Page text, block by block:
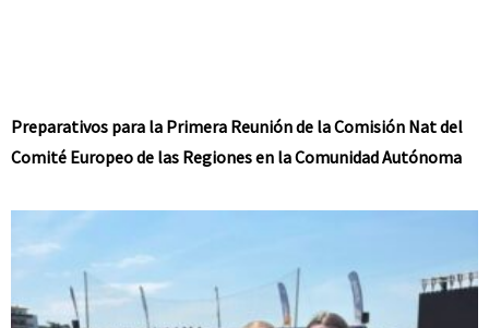
Preparativos para la Primera Reunión de la Comisión Nat del
Comité Europeo de las Regiones en la Comunidad Autónoma